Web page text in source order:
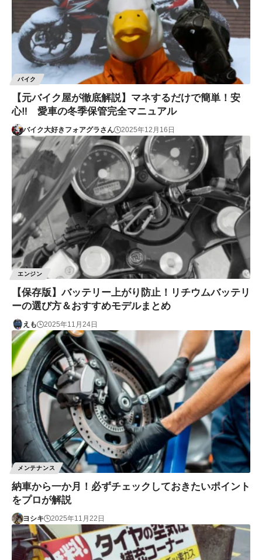
バイク
【元バイク屋が徹底解説】マネするだけで簡単！安
心‼ 愛車の冬季保管完全マニュアル
バイク大好きフォアグラさん 2025年12月16日
エンジン
【保存版】バッテリー上がり防止！リチウムバッテリ
ーの選び方＆おすすめモデルまとめ
えも 2025年11月24日
メンテナンス
納車から一か月！必ずチェックしておきたいポイント
をプロが解説
ヨシキ 2025年11月22日